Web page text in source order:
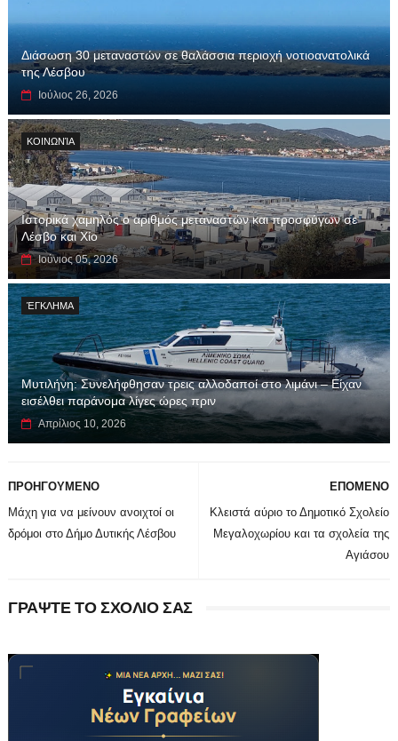
Διάσωση 30 μεταναστών σε θαλάσσια περιοχή νοτιοανατολικά
της Λέσβου
Ιούλιος 26, 2026
ΚΟΙΝΩΝΊΑ
Ιστορικά χαμηλός ο αριθμός μεταναστών και προσφύγων σε
Λέσβο και Χίο
Ιούνιος 05, 2026
ΈΓΚΛΗΜΑ
Μυτιλήνη: Συνελήφθησαν τρεις αλλοδαποί στο λιμάνι – Είχαν
εισέλθει παράνομα λίγες ώρες πριν
Απρίλιος 10, 2026
ΕΠΟΜΕΝΟ
Κλειστά αύριο το Δημοτικό Σχολείο
Μεγαλοχωρίου και τα σχολεία της
Αγιάσου
ΠΡΟΗΓΟΥΜΕΝΟ
Μάχη για να μείνουν ανοιχτοί οι
δρόμοι στο Δήμο Δυτικής Λέσβου
ΓΡΑΨΤΕ ΤΟ ΣΧΟΛΙΟ ΣΑΣ